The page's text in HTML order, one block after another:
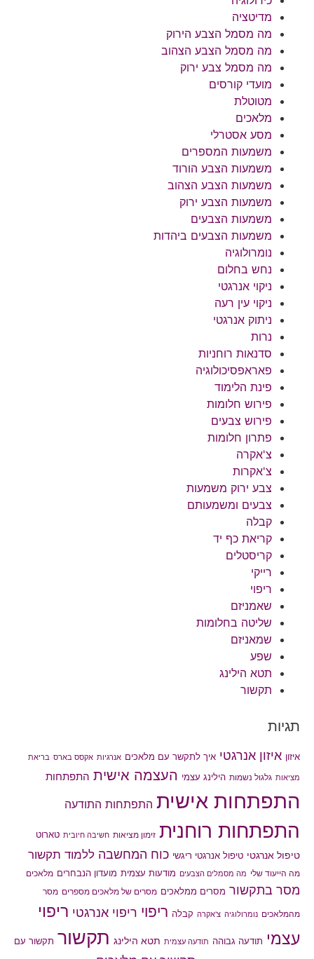
מדיטציה
מה מסמל הצבע הירוק
מה מסמל הצבע הצהוב
מה מסמל צבע ירוק
מועדי קורסים
מטוטלת
מלאכים
מסע אסטרלי
משמעות המספרים
משמעות הצבע הורוד
משמעות הצבע הצהוב
משמעות הצבע ירוק
משמעות הצבעים
משמעות הצבעים ביהדות
נומרולוגיה
נחש בחלום
ניקוי אנרגטי
ניקוי עין רעה
ניתוק אנרגטי
נרות
סדנאות רוחניות
פאראפסיכולוגיה
פינת הלימוד
פירוש חלומות
פירוש צבעים
פתרון חלומות
צ'אקרה
צ'אקרות
צבע ירוק משמעות
צבעים ומשמעותם
קבלה
קריאת כף יד
קריסטלים
רייקי
ריפוי
שאמניזם
שליטה בחלומות
שמאניזם
שפע
תטא הילינג
תקשור
תגיות
איזון איזון אנרגטי איך לתקשר עם מלאכים אנרגיות אקסס בארס בריאת
מציאות גלגול נשמות הילינג עצמי העצמה אישית התפתחות
התפתחות אישית התפתחות התודעה
התפתחות רוחנית זימון מציאות חשיבה חיובית טארוט
טיפול אנרגטי טיפול אנרגטי ריגשי כוח המחשבה ללמוד תקשור
מה הייעוד שלי מה מסמלים הצבעים מודעות עצמית מועדון הנבחרים מלאכים
מסר בתקשור מסרים ממלאכים מסרים של מלאכים מספרים מסר
מהמלאכים נומרולוגיה צ'אקרה קבלה ריפוי ריפוי אנרגטי ריפוי
עצמי תודעה גבוהה תודעה עצמית תטא הילינג תקשור תקשור עם